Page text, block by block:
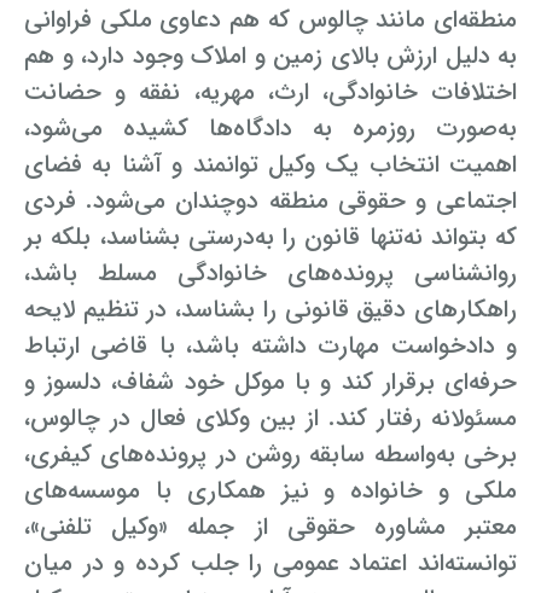
منطقه‌ای مانند چالوس که هم دعاوی ملکی فراوانی
به دلیل ارزش بالای زمین و املاک وجود دارد، و هم
اختلافات خانوادگی، ارث، مهریه، نفقه و حضانت
به‌صورت روزمره به دادگاه‌ها کشیده می‌شود،
اهمیت انتخاب یک وکیل توانمند و آشنا به فضای
اجتماعی و حقوقی منطقه دوچندان می‌شود. فردی
که بتواند نه‌تنها قانون را به‌درستی بشناسد، بلکه بر
روانشناسی پرونده‌های خانوادگی مسلط باشد،
راهکارهای دقیق قانونی را بشناسد، در تنظیم لایحه
و دادخواست مهارت داشته باشد، با قاضی ارتباط
حرفه‌ای برقرار کند و با موکل خود شفاف، دلسوز و
مسئولانه رفتار کند. از بین وکلای فعال در چالوس،
برخی به‌واسطه سابقه روشن در پرونده‌های کیفری،
ملکی و خانواده و نیز همکاری با موسسه‌های
معتبر مشاوره حقوقی از جمله «وکیل تلفنی»،
توانسته‌اند اعتماد عمومی را جلب کرده و در میان